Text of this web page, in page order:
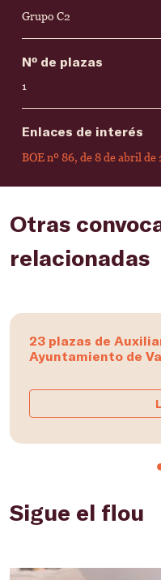
Grupo C2
Nº de plazas
1
Enlaces de interés
BOE nº 86, de 8 de abril de
Otras
relacionadas
23 plazas de
Ayuntamiento de
Sigue el flou